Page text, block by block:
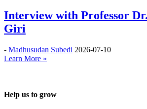
Interview with Professor
Giri
- Madhusudan Subedi 2026-07-10
Learn More »
Help us to grow